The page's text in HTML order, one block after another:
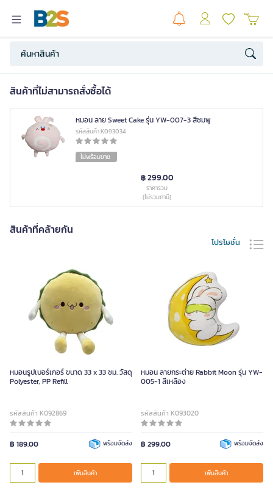
สินค้าที่ไม่สามารถสั่งซื้อได้
หมอน ลาย Sweet Cake รุ่น YW-007-3 สีชมพู
รหัสสินค้า K093034
ไม่พร้อมขาย
฿ 299.00
ราคารวม
(ไม่รวมภาษี)
สินค้าที่คล้ายกัน
โปรโมชั่น
หมอนรูปเบอร์เกอร์ ขนาด 33 x 33 ซม. วัสดุ
Polyester, PP Refill
รหัสสินค้า K092869
฿ 189.00 พร้อมจัดส่ง
เพิ่มสินค้า
หมอน ลายกระต่าย Rabbit Moon รุ่น YW-
005-1 สีเหลือง
รหัสสินค้า K093020
฿ 299.00 พร้อมจัดส่ง
เพิ่มสินค้า